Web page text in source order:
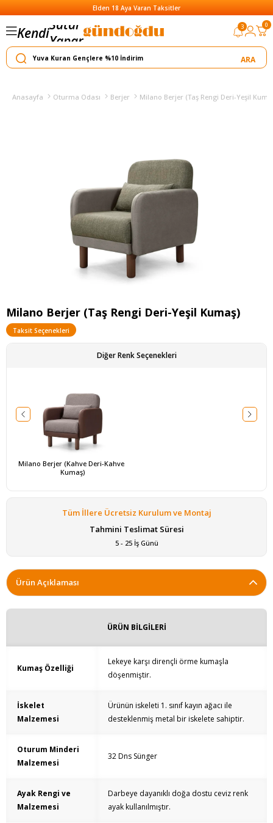
Elden 18 Aya Varan Taksitler
Kendi
Satar
Yapar
3 0
Anasayfa Oturma Odası Berjer Milano Berjer (Taş Rengi Deri-Yeşil
Milano Berjer (Taş Rengi Deri-Yeşil Kumaş)
Taksit Seçenekleri
Diğer Renk Seçenekleri
Milano Berjer (Kahve Deri-Kahve
Kumaş)
Tüm İllere Ücretsiz Kurulum ve Montaj
Tahmini Teslimat Süresi
5 - 25 İş Günü
Ürün Açıklaması
ÜRÜN BİLGİLERİ
Kumaş Özelliği
Lekeye karşı dirençli örme kumaşla
döşenmiştir.
İskelet
Malzemesi
Ürünün iskeleti 1. sınıf kayın ağacı ile
desteklenmiş metal bir iskelete sahiptir.
Oturum Minderi
Malzemesi
32 Dns Sünger
Ayak Rengi ve
Malzemesi
Darbeye dayanıklı doğa dostu ceviz renk
ayak kullanılmıştır.